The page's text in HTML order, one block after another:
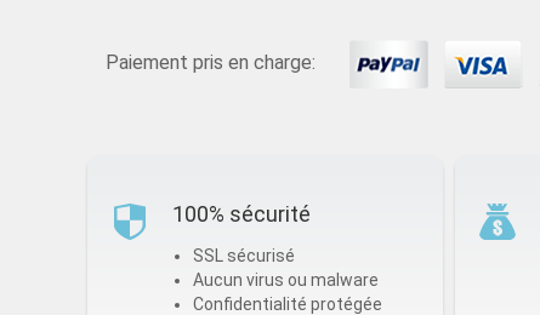
Paiement pris en charge:
100% sécurité
SSL sécurisé
Aucun virus ou malware
Confidentialité protégée